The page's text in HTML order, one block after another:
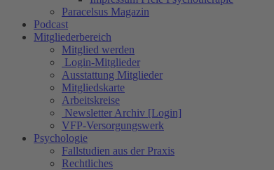
Paracelsus Magazin
Podcast
Mitgliederbereich
Mitglied werden
Login-Mitglieder
Ausstattung Mitglieder
Mitgliedskarte
Arbeitskreise
Newsletter Archiv [Login]
VFP-Versorgungswerk
Psychologie
Fallstudien aus der Praxis
Rechtliches